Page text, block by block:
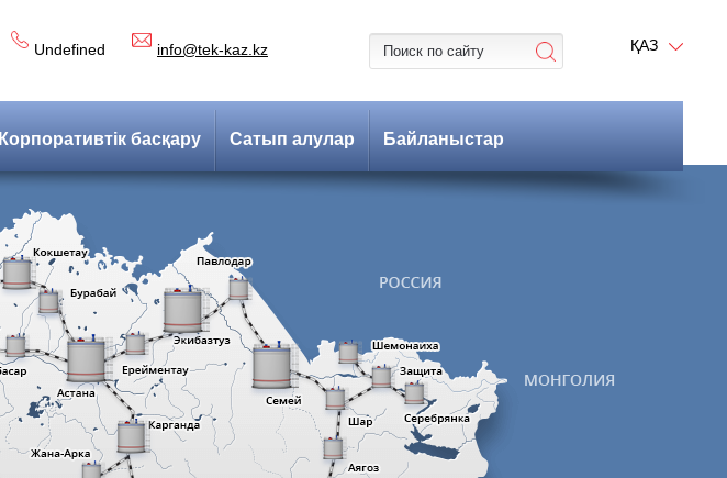
Undefined info@tek-kaz.kz ҚАЗ
Корпоративтік басқару Сатып алулар Байланыстар